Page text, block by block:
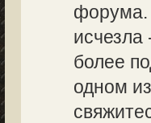
форума.
исчезла
более
одном